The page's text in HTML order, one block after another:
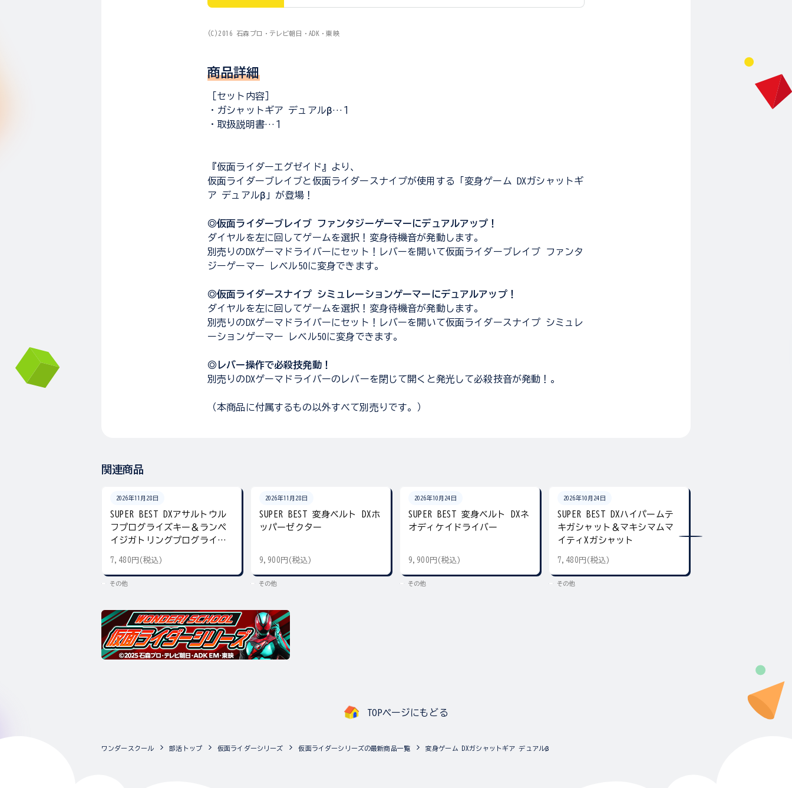
(C)2016 石森プロ・テレビ朝日・ADK・東映
商品詳細
［セット内容］
・ガシャットギア デュアルβ…１
・取扱説明書…１
『仮面ライダーエグゼイド』より、
仮面ライダーブレイブと仮面ライダースナイプが使用する「変身ゲーム DXガシャットギ
ア デュアルβ」が登場！
◎仮面ライダーブレイブ ファンタジーゲーマーにデュアルアップ！
ダイヤルを左に回してゲームを選択！変身待機音が発動します。
別売りのDXゲーマドライバーにセット！レバーを開いて仮面ライダーブレイブ ファンタ
ジーゲーマー レベル50に変身できます。
◎仮面ライダースナイプ シミュレーションゲーマーにデュアルアップ！
ダイヤルを左に回してゲームを選択！変身待機音が発動します。
別売りのDXゲーマドライバーにセット！レバーを開いて仮面ライダースナイプ シミュレ
ーションゲーマー レベル50に変身できます。
◎レバー操作で必殺技発動！
別売りのDXゲーマドライバーのレバーを閉じて開くと発光して必殺技音が発動！。
（本商品に付属するもの以外すべて別売りです。）
関連商品
2026年11月28日
SUPER BEST DXアサルトウル
フプログライズキー＆ランペ
イジガトリングプログライズ
7,480円(税込)
その他
2026年11月28日
SUPER BEST 変身ベルト DXホ
ッパーゼクター
9,900円(税込)
その他
2026年10月24日
SUPER BEST 変身ベルト DXネ
オディケイドライバー
9,900円(税込)
その他
2026年10月24日
SUPER BEST DXハイパームテ
キガシャット＆マキシマムマ
イティXガシャット
7,480円(税込)
その他
TOPページにもどる
ワンダースクール 部活トップ 仮面ライダーシリーズ 仮面ライダーシリーズの最新商品一覧 変身ゲーム DXガシャットギア デュアルβ